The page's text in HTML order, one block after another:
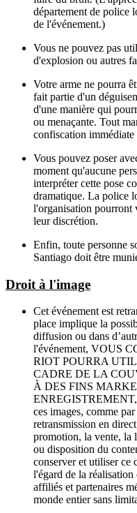
département de police
de l'événement.)
Vous ne pouvez pas
d'explosion ou autres
Votre arme ne pourra
fait partie d'un
d'une manière qui
ou menaçante. Tout
confiscation
Vous pouvez poser
moment qu'aucune
interpréter cette pose
dramatique. La police
l'organisation pourront
leur discrétion.
Enfin, toute personne
Santiago doit être
Droit à l'image
Cet événement est
place implique la
diffusion ou dans
l'événement, VOUS
RIOT POURRA
CADRE DE LA
À DES FINS
ENREGISTREMENT,
ces images, comme
retransmission en
promotion, la vente, la
ou disposition du
conserver et utiliser ce
l'égard de la
affiliés et partenaires
monde entier sans